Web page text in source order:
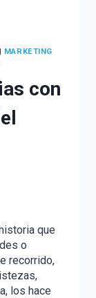
| MARKETING
con
que
o
recorrido,
los hace